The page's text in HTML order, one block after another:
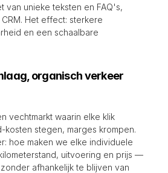
van unieke teksten en FAQ's,
Het effect: sterkere
en een schaalbare
organisch verkeer
vechtmarkt waarin elke klik
kosten stegen, marges krompen.
hoe maken we elke individuele
uitvoering en prijs —
afhankelijk te blijven van